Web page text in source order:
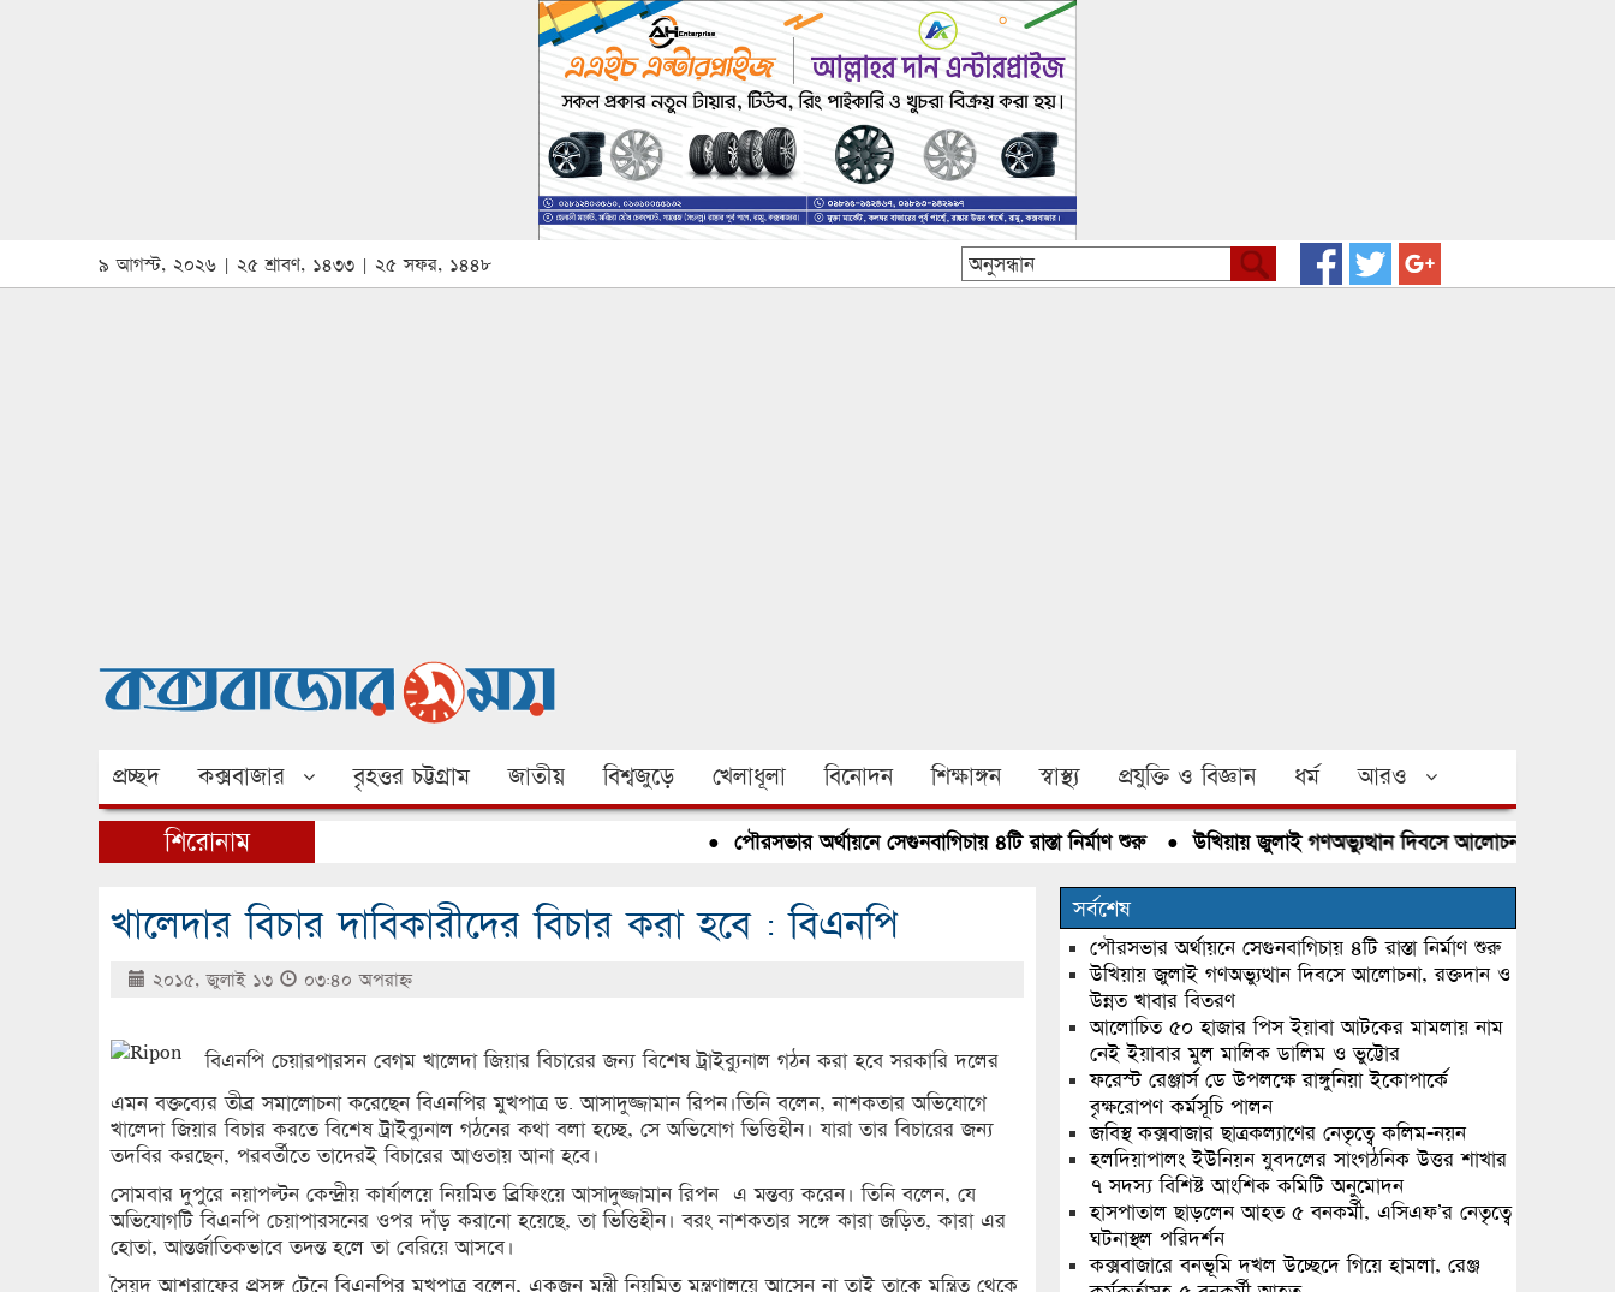
৯ আগস্ট, ২০২৬ | ২৫ শ্রাবণ, ১৪৩৩ | ২৫ সফর, ১৪৪৮
প্রচ্ছদ কক্সবাজার বৃহত্তর চট্টগ্রাম জাতীয় বিশ্বজুড়ে খেলাধূলা বিনোদন শিক্ষাঙ্গন স্বাস্থ্য প্রযুক্তি ও বিজ্ঞান ধর্ম আরও
শিরোনাম পৌরসভার অর্থায়নে সেগুনবাগিচায় ৪টি রাস্তা নির্মাণ শুরু● উখিয়ায় জুলাই গণঅভ্যুত্থান দিবসে আলোচনা, রক্তদান ও
খালেদার বিচার দাবিকারীদের বিচার করা হবে : বিএনপি
২০১৫, জুলাই ১৩ ০৩:৪০ অপরাহ্ণ
বিএনপি চেয়ারপারসন বেগম খালেদা জিয়ার বিচারের জন্য বিশেষ ট্রাইব্যুনাল গঠন করা হবে সরকারি দলের
এমন বক্তব্যের তীব্র সমালোচনা করেছেন বিএনপির মুখপাত্র ড. আসাদুজ্জামান রিপন।তিনি বলেন, নাশকতার অভিযোগে
খালেদা জিয়ার বিচার করতে বিশেষ ট্রাইব্যুনাল গঠনের কথা বলা হচ্ছে, সে অভিযোগ ভিত্তিহীন। যারা তার বিচারের জন্য
তদবির করছেন, পরবর্তীতে তাদেরই বিচারের আওতায় আনা হবে।
সোমবার দুপুরে নয়াপল্টন কেন্দ্রীয় কার্যালয়ে নিয়মিত ব্রিফিংয়ে আসাদুজ্জামান রিপন এ মন্তব্য করেন। তিনি বলেন, যে
অভিযোগটি বিএনপি চেয়াপারসনের ওপর দাঁড় করানো হয়েছে, তা ভিত্তিহীন। বরং নাশকতার সঙ্গে কারা জড়িত, কারা এর
হোতা, আন্তর্জাতিকভাবে তদন্ত হলে তা বেরিয়ে আসবে।
সৈয়দ আশরাফের প্রসঙ্গ টেনে বিএনপির মুখপাত্র বলেন, একজন মন্ত্রী নিয়মিত মন্ত্রণালয়ে আসেন না তাই তাকে মন্ত্রিত্ব থেকে
সর্বশেষ
পৌরসভার অর্থায়নে সেগুনবাগিচায় ৪টি রাস্তা নির্মাণ শুরু
উখিয়ায় জুলাই গণঅভ্যুত্থান দিবসে আলোচনা, রক্তদান ও
উন্নত খাবার বিতরণ
আলোচিত ৫০ হাজার পিস ইয়াবা আটকের মামলায় নাম
নেই ইয়াবার মুল মালিক ডালিম ও ভুট্টোর
ফরেস্ট রেঞ্জার্স ডে উপলক্ষে রাঙ্গুনিয়া ইকোপার্কে
বৃক্ষরোপণ কর্মসূচি পালন
জবিস্থ কক্সবাজার ছাত্রকল্যাণের নেতৃত্বে কলিম-নয়ন
হলদিয়াপালং ইউনিয়ন যুবদলের সাংগঠনিক উত্তর শাখার
৭ সদস্য বিশিষ্ট আংশিক কমিটি অনুমোদন
হাসপাতাল ছাড়লেন আহত ৫ বনকর্মী, এসিএফ’র নেতৃত্বে
ঘটনাস্থল পরিদর্শন
কক্সবাজারে বনভূমি দখল উচ্ছেদে গিয়ে হামলা, রেঞ্জ